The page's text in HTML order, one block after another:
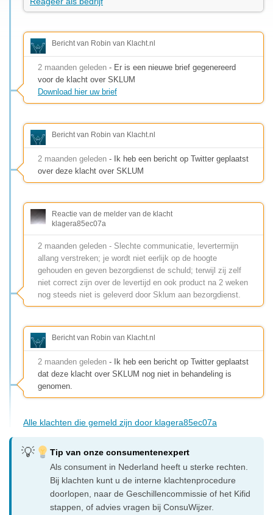
Bericht van Robin van Klacht.nl
2 maanden geleden - Er is een nieuwe brief gegenereerd
voor de klacht over SKLUM
Download hier uw brief
Bericht van Robin van Klacht.nl
2 maanden geleden - Ik heb een bericht op Twitter geplaatst
over deze klacht over SKLUM
Reactie van de melder van de klacht
klagera85ec07a
2 maanden geleden - Slechte communicatie, levertermijn
allang verstreken; je wordt niet eerlijk op de hoogte
gehouden en geven bezorgdienst de schuld; terwijl zij zelf
niet correct zijn over de levertijd en ook product na 2 weken
nog steeds niet is geleverd door Sklum aan bezorgdienst.
Bericht van Robin van Klacht.nl
2 maanden geleden - Ik heb een bericht op Twitter geplaatst
dat deze klacht over SKLUM nog niet in behandeling is
genomen.
Alle klachten die gemeld zijn door klagera85ec07a
Tip van onze consumentenexpert
Als consument in Nederland heeft u sterke rechten.
Bij klachten kunt u de interne klachtenprocedure
doorlopen, naar de Geschillencommissie of het Kifid
stappen, of advies vragen bij ConsuWijzer.